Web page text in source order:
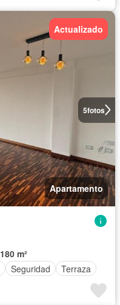
5fotos
Actualizado
Apartamento
180 m²
Seguridad Terraza